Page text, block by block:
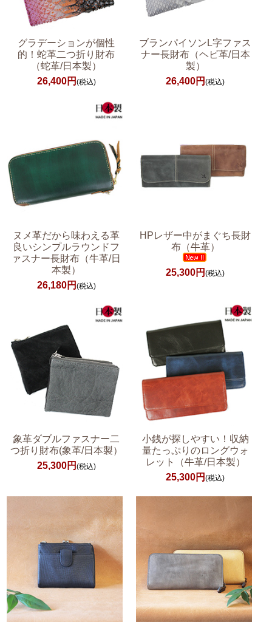
グラデーションが個性
的！蛇革二つ折り財布
（蛇革/日本製）
26,400円 (税込)
ブランパイソンL字ファス
ナー長財布（ヘビ革/日本
製）
26,400円(税込)
ヌメ革だから味わえる革
良いシンプルラウンドフ
ァスナー長財布（牛革/日
本製）
26,180円 (税込)
HPレザー中がまぐち長財
布（牛革）
25,300円(税込)
象革ダブルファスナー二
つ折り財布(象革/日本製）
25,300円 (税込)
小銭が探しやすい！収納
量たっぷりのロングウォ
レット（牛革/日本製）
25,300円(税込)